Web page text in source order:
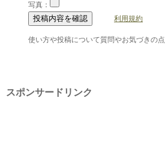
写真：
利用規約
使い方や投稿について質問やお気づきの
スポンサードリンク